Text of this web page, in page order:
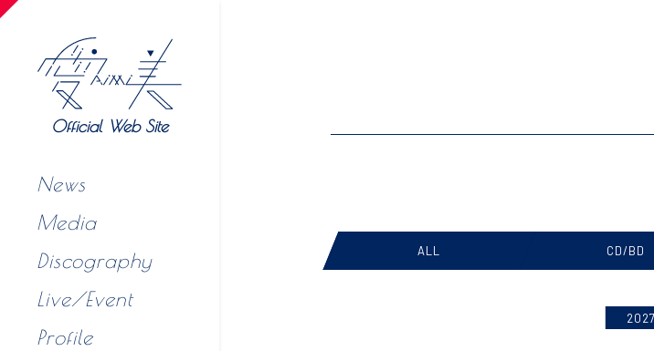
Official Web Site
News
Media
Discography
Live/Event
Profile
ALL CD/BD
2027